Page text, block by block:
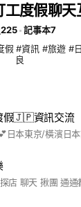
工度假聊天
記事本7
假 #資訊 #旅遊 #
良
假🇯🇵資訊交流
店 聊天 揪團 通通